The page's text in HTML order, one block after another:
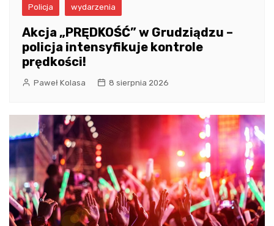
Policja wydarzenia
Akcja „PRĘDKOŚĆ” w Grudziądzu –
policja intensyfikuje kontrole
prędkości!
Paweł Kolasa 8 sierpnia 2026